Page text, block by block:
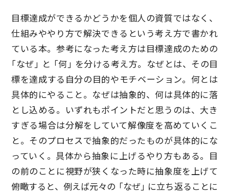
目標達成ができるかどうかを個人の資質ではなく、
仕組みややり方で解決できるという考え方で書かれ
ている本。参考になった考え方は目標達成のための
｢なぜ｣ と ｢何｣ を分ける考え方。なぜとは、その目
標を達成する自分の目的やモチベーション。何とは
具体的にやること。なぜは抽象的、何は具体的に落
とし込める。
いずれもポイントだと思うのは、大き
すぎる場合は分解をしていて解像度を高めていくこ
と。そのプロセスで抽象的だったものが具体的にな
っていく。具体から抽象に上げるやり方もある。目
の前のことに視野が狭くなった時に抽象度を上げて
俯瞰すると、例えば元々の ｢なぜ｣ に立ち返ることに